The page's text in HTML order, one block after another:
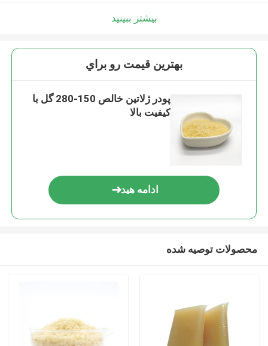
بیشتر ببینید
بهترين قيمت رو براي
پودر ژلاتین خالص 150-280 گل با
کیفیت بالا
ادامه هید
محصولات توصیه شده